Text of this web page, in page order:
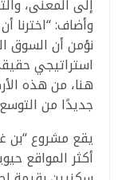
إلى المعنى،
وأضاف: “اخترنا
نؤمن أن السوق
استراتيجي
هنا، من هذه
جديدًا من
يقع مشروع “بن
أكثر المواقع